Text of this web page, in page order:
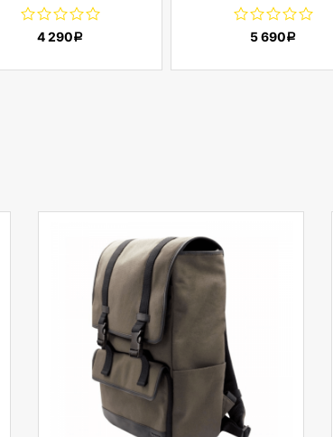
Protection 230V Russia
4 290 Р
Protection 230V Russia
5 690 Р